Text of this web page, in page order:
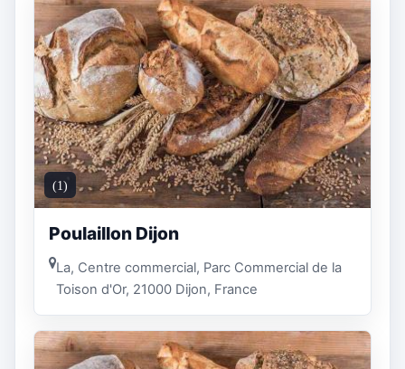
(1)
Poulaillon Dijon
La, Centre commercial, Parc Commercial de la
Toison d'Or, 21000 Dijon, France